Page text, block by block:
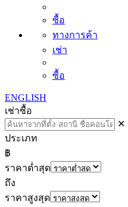
ซื้อ
ทางการค้า
เช่า
ซื้อ
ENGLISH
เช่าซื้อ
✕
ประเภท
฿
ราคาต่ำสุด
ถึง
ราคาสูงสุด